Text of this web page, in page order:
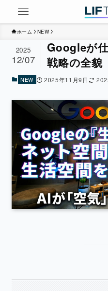
ホーム NEW
Googleが
戦略の全貌
2025
12/07
NEW 2025年11月9日